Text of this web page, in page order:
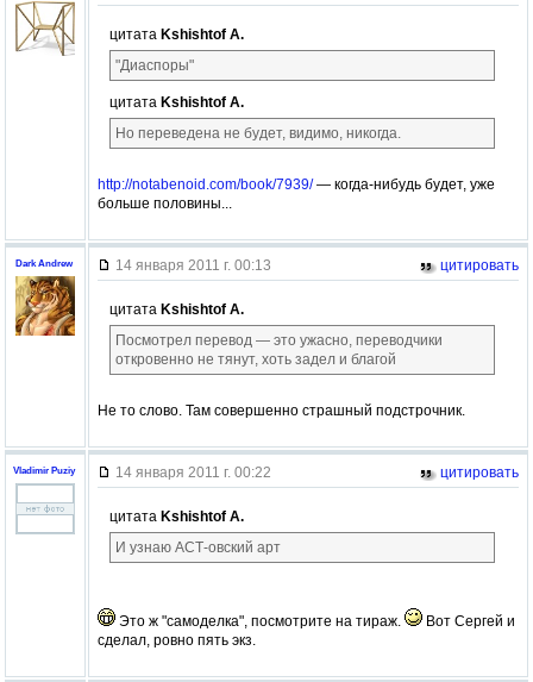
цитата Kshishtof A.
"Диаспоры"
цитата Kshishtof A.
Но переведена не будет, видимо, никогда.
http://notabenoid.com/book/7939/— когда-нибудь будет, уже
больше половины...
Dark Andrew 14 января 2011 г. 00:13 цитировать
цитата Kshishtof A.
Посмотрел перевод — это ужасно, переводчики
откровенно не тянут, хоть задел и благой
Не то слово. Там совершенно страшный подстрочник.
Vladimir Puziy 14 января 2011 г. 00:22 цитировать
цитата Kshishtof A.
И узнаю АСТ-овский арт
Это ж "самоделка", посмотрите на тираж.
Вот Сергей и
сделал, ровно пять экз.